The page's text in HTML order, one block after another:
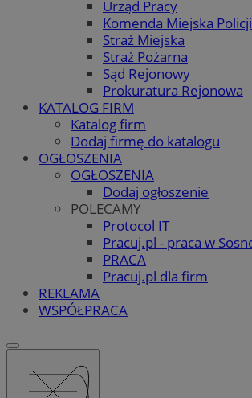
Urząd Pracy
Komenda Miejska Policji
Straż Miejska
Straż Pożarna
Sąd Rejonowy
Prokuratura Rejonowa
KATALOG FIRM
Katalog firm
Dodaj firmę do katalogu
OGŁOSZENIA
OGŁOSZENIA
Dodaj ogłoszenie
POLECAMY
Protocol IT
Pracuj.pl - praca w
PRACA
Pracuj.pl dla firm
REKLAMA
WSPÓŁPRACA